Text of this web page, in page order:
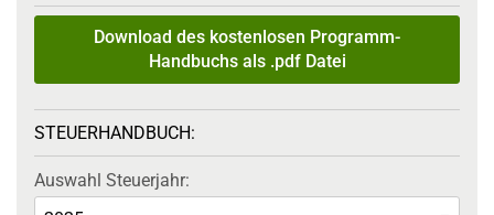
Download des kostenlosen Programm-
Handbuchs als .pdf Datei
STEUERHANDBUCH:
Auswahl Steuerjahr: